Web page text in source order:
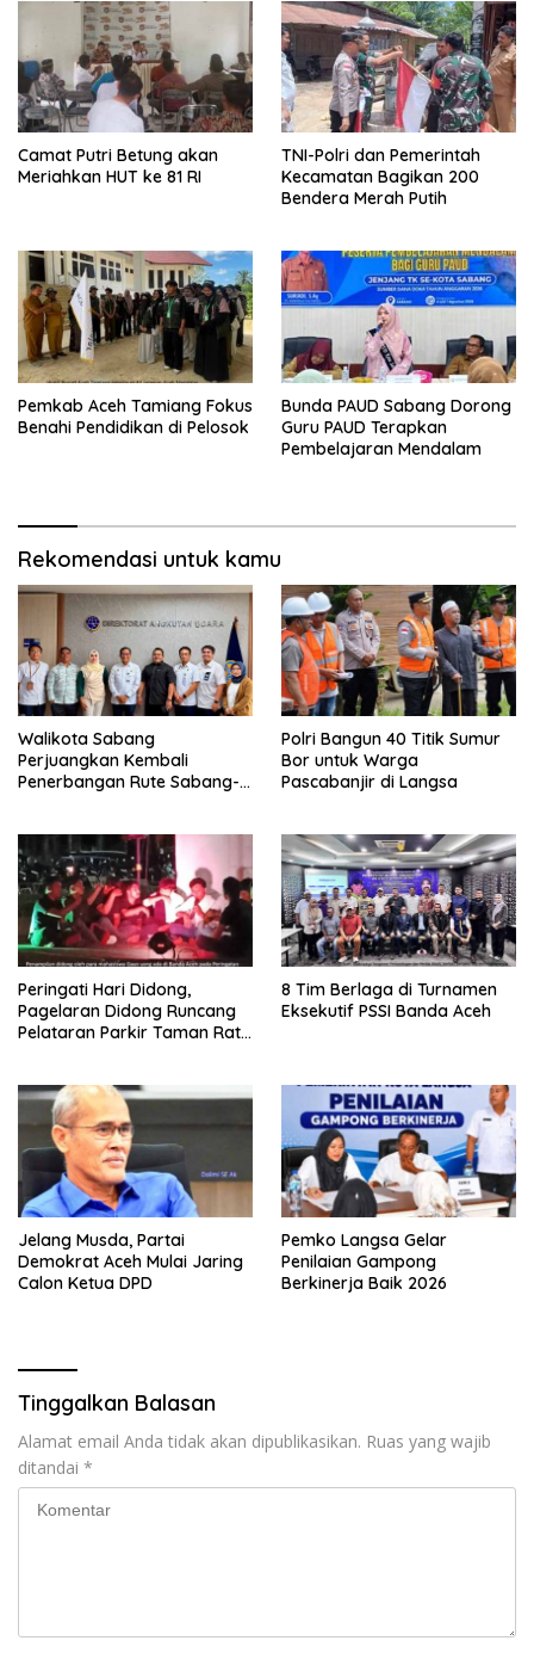
Camat Putri Betung akan
Meriahkan HUT ke 81 RI
TNI-Polri dan Pemerintah
Kecamatan Bagikan 200
Bendera Merah Putih
Pemkab Aceh Tamiang Fokus
Benahi Pendidikan di Pelosok
Bunda PAUD Sabang Dorong
Guru PAUD Terapkan
Pembelajaran Mendalam
Rekomendasi untuk kamu
Walikota Sabang
Perjuangkan Kembali
Penerbangan Rute Sabang-
Polri Bangun 40 Titik Sumur
Bor untuk Warga
Pascabanjir di Langsa
Peringati Hari Didong,
Pagelaran Didong Runcang
Pelataran Parkir Taman Ratu
8 Tim Berlaga di Turnamen
Eksekutif PSSI Banda Aceh
Jelang Musda, Partai
Demokrat Aceh Mulai Jaring
Calon Ketua DPD
Pemko Langsa Gelar
Penilaian Gampong
Berkinerja Baik 2026
Tinggalkan Balasan
Alamat email Anda tidak akan dipublikasikan. Ruas yang wajib
ditandai *